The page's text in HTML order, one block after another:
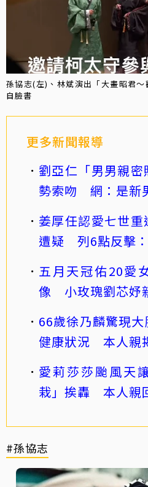
孫協志(左)、林斌演出「大畫昭君
自臉書
更多新聞報導
劉亞仁「男男親
勢索吻 網：是新
姜厚任認愛七世
遭疑 列6點反擊
五月天冠佑20愛
像 小玫瑰劉芯妤
66歲徐乃麟驚現
健康狀況 本人親
愛莉莎莎颱風天
栽」挨轟 本人親
#孫協志